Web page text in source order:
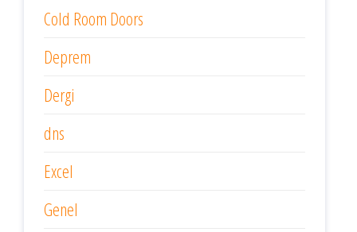
Cold Room Doors
Deprem
Dergi
dns
Excel
Genel